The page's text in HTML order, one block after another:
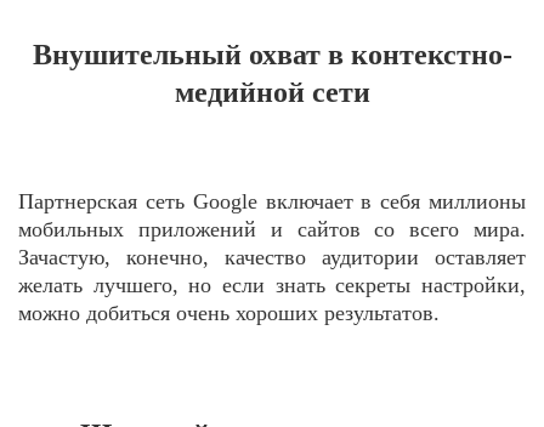
Внушительный охват в контекстно-
медийной сети
Партнерская сеть Google включает в себя миллионы
мобильных приложений и сайтов со всего мира.
Зачастую, конечно, качество аудитории оставляет
желать лучшего, но если знать секреты настройки,
можно добиться очень хороших результатов.